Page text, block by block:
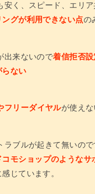
安く、スピード、エリ
ングが利用できない点の
出来ないので着信拒否
らない
フリーダイヤルが使えな
ラブルが起きて無いの
コモショップのようなサ
じています。